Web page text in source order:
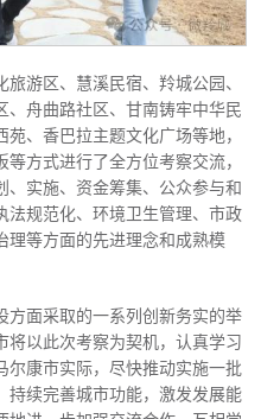
游区、慧溪民宿、羚城公园、
、舟曲路社区、甘南铸牢中华民
、香巴拉主题文化广场等地，
方式进行了全方位考察交流，
、实施、资金筹集、公众参与和
法规范化、环境卫生管理、市政
理等方面的先进理念和成熟模
方面采取的一系列创新务实的举
将以此次考察为契机，认真学习
尔康市实际，尽快推动实施一批
持续完善城市功能，激发发展能